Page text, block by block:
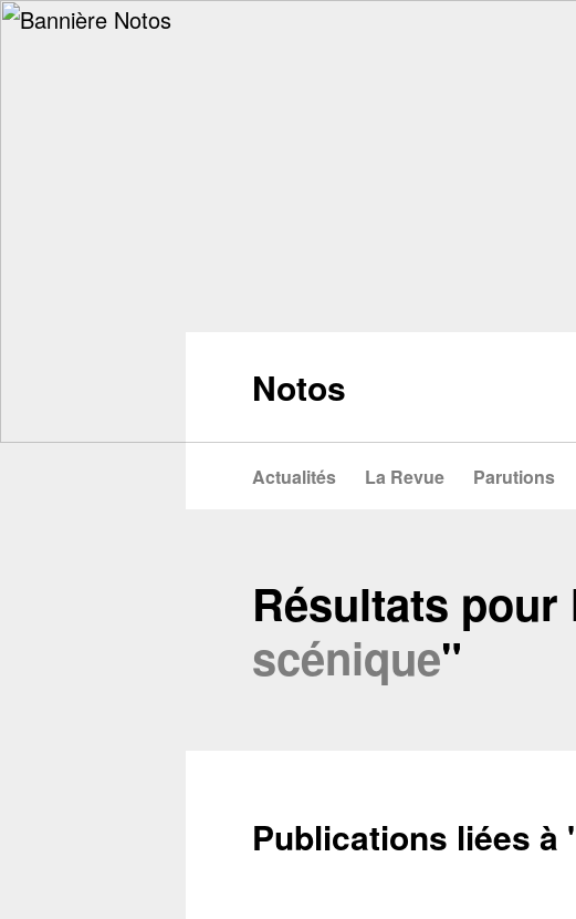
Notos
Actualités La Revue Parutions
Résultats
scénique"
Publications liées à